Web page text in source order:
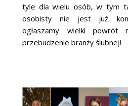
tyle dla wielu osób, w tym
osobisty nie jest już
ogłaszamy wielki powrót
przebudzenie branży ślubnej!